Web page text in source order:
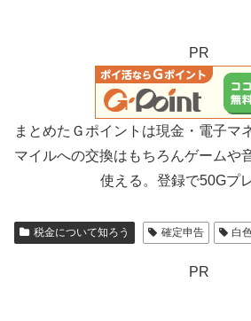
PR
まとめたＧポイントは現金・電子マ
マイルへの交換はもちろんゲームや
使える。登録で50Gプ
税金について知ろう 確定申告 白
PR